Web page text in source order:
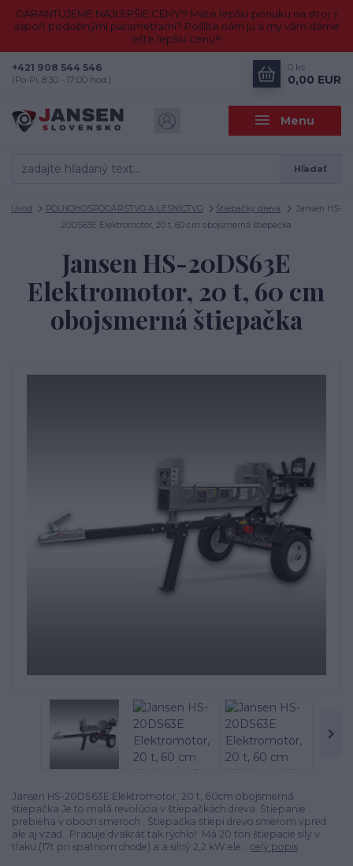
GARANTUJEME NAJLEPŠIE CENY!!! Máte lepšiu ponuku na stroj s
aspoň podobnými parametrami? Pošlite nám ju a my vám dáme
ešte lepšiu cenu!!!
Menu
Hľadať
+421 908 544 546
(Po-Pi, 8:30 - 17:00 hod.)
0 ks
0,00 EUR
Úvod POĽNOHOSPODÁRSTVO A LESNÍCTVO Štiepačky dreva
Jansen HS-
20DS63E Elektromotor, 20 t, 60 cm obojsmerná štiepačka
Jansen HS-20DS63E
Elektromotor, 20 t, 60 cm
obojsmerná štiepačka
Jansen HS-20DS63E Elektromotor, 20 t, 60cm obojsmerná
štiepačka Je to malá revolúcia v štiepačkách dreva. Štiepanie
prebieha v oboch smeroch . Štiepačka štiepi drevo smerom vpred
ale aj vzad. Pracuje dvakrát tak rýchlo! Má 20 ton štiepacie sily v
tlaku (17t pri spatnom chode) a a silný 2,2 kW ele... celý popis